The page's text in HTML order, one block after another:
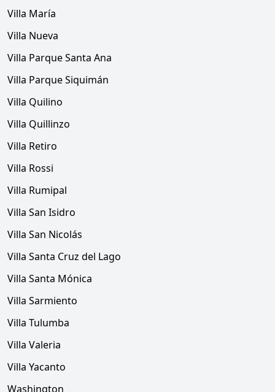
Villa María
Villa Nueva
Villa Parque Santa Ana
Villa Parque Siquimán
Villa Quilino
Villa Quillinzo
Villa Retiro
Villa Rossi
Villa Rumipal
Villa San Isidro
Villa San Nicolás
Villa Santa Cruz del Lago
Villa Santa Mónica
Villa Sarmiento
Villa Tulumba
Villa Valeria
Villa Yacanto
Washington